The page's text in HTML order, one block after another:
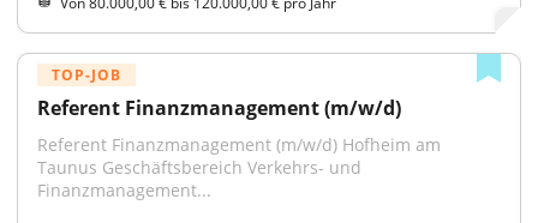
TOP-JOB
Referent Finanzmanagement (m/w/d)
Referent Finanzmanagement (m/w/d) Hofheim am
Taunus Geschäftsbereich Verkehrs- und
Finanzmanagement...